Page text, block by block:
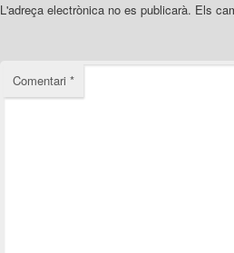
L'adreça electrònica no es publicarà. Els
Comentari *